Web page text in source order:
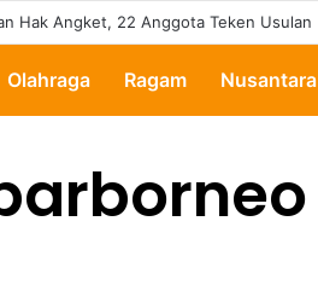
Hak Angket, 22 Anggota Teken Usulan
Olahraga Ragam Nusantara